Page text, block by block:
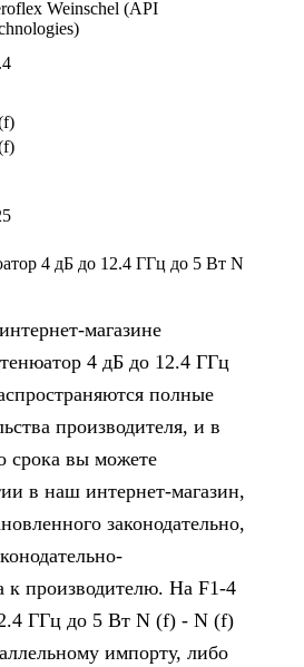
Weinschel (API
4 дБ до 12.4 ГГц до 5 Вт N
магазине
4 дБ до 12.4 ГГц
полные
производителя, и в
срока вы можете
в наш интернет-магазин,
законодательно,
к производителю. На F1-4
ГГц до 5 Вт N (f) - N (f)
импорту, либо